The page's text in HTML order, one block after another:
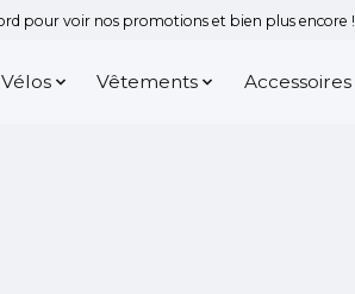
pour voir nos promotions et bien plus encore !
Vélos Vêtements Accessoires